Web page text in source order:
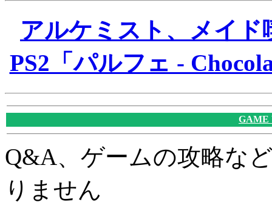
アルケミスト、メイ
PS2「パルフェ -
GAME
Q&A、ゲームの攻略な
りません